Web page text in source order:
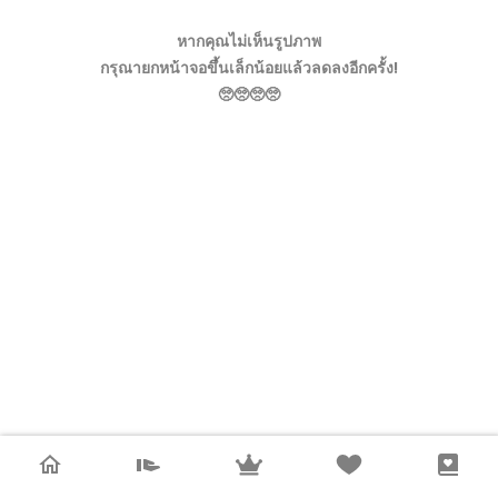
หากคุณไม่เห็นรูปภาพ
กรุณายกหน้าจอขึ้นเล็กน้อยแล้วลดลงอีกครั้ง!
🥺🥺🥺🥺